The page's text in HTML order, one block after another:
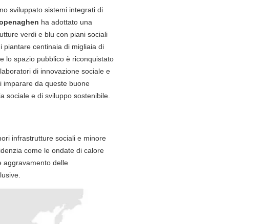
sviluppato sistemi integrati di
ha adottato una
verdi e blu con piani sociali
piantare centinaia di migliaia di
lo spazio pubblico è riconquistato
di innovazione sociale e
imparare da queste buone
sociale e di sviluppo sostenibile.
infrastrutture sociali e minore
come le ondate di calore
aggravamento delle